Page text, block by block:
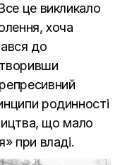
це викликало
хоча
до
родинності
що мало
при владі.